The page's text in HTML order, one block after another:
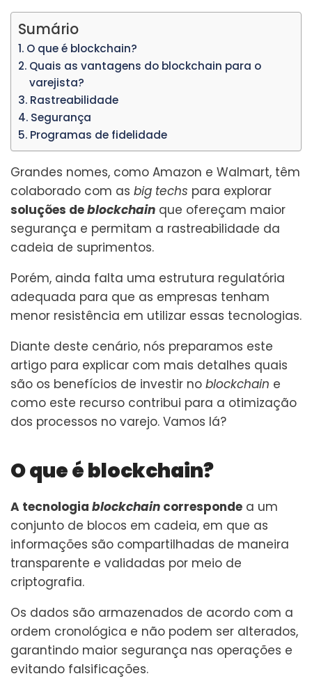
Sumário
O que é blockchain?
Quais as vantagens do blockchain para o
varejista?
Rastreabilidade
Segurança
Programas de fidelidade
Grandes nomes, como Amazon e Walmart, têm
colaborado com as big techs para explorar
soluções deblockchain que ofereçam maior
segurança e permitam a rastreabilidade da
cadeia de suprimentos.
Porém, ainda falta uma estrutura regulatória
adequada para que as empresas tenham
menor resistência em utilizar essas tecnologias.
Diante deste cenário, nós preparamos este
artigo para explicar com mais detalhes quais
são os benefícios de investir no blockchain e
como este recurso contribui para a otimização
dos processos no varejo. Vamos lá?
O que é blockchain?
A tecnologia blockchain corresponde a um
conjunto de blocos em cadeia, em que as
informações são compartilhadas de maneira
transparente e validadas por meio de
criptografia.
Os dados são armazenados de acordo com a
ordem cronológica e não podem ser alterados,
garantindo maior segurança nas operações e
evitando falsificações.